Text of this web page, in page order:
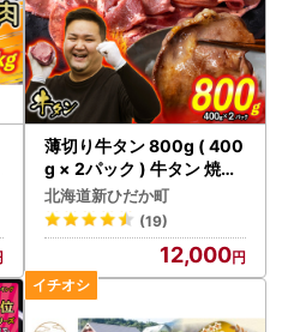
薄切り牛タン 800g ( 400
g × 2パック ) 牛タン 焼肉
冷凍
北海道新ひだか町
(19)
12,000